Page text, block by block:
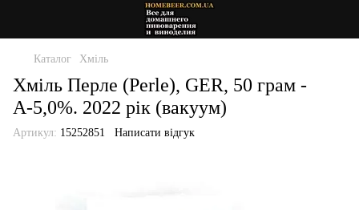
Каталог Хміль
Хміль Перле (Perle), GER, 50 грам -
А-5,0%. 2022 рік (вакуум)
Артикул: 15252851 Написати відгук